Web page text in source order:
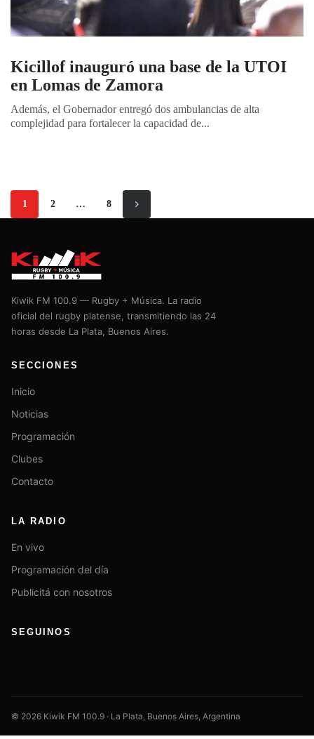
Kicillof inauguró una base de la UTOI
en Lomas de Zamora
Además, el Gobernador entregó dos ambulancias de alta
complejidad para fortalecer la capacidad de...
1 2 … 8
Kiwik FM 100.9 — Rugby + Música. La radio
oficial del rugby platense, transmitiendo las 24
horas desde La Plata, Buenos Aires.
SECCIONES
Inicio
Noticias
Programación
Clubes
Contacto
LA RADIO
En vivo
Programación del día
Publicitá con nosotros
SEGUINOS
© 2026 Kiwik FM 100.9 · La Plata, Buenos Aires, Argentina